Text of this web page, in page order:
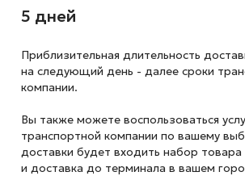
5 дней
Приблизительная длительность
на следующий день - далее сроки
компании.
Вы также можете воспользоваться
транспортной компании по вашему
доставки будет входить набор товара
и доставка до терминала в вашем